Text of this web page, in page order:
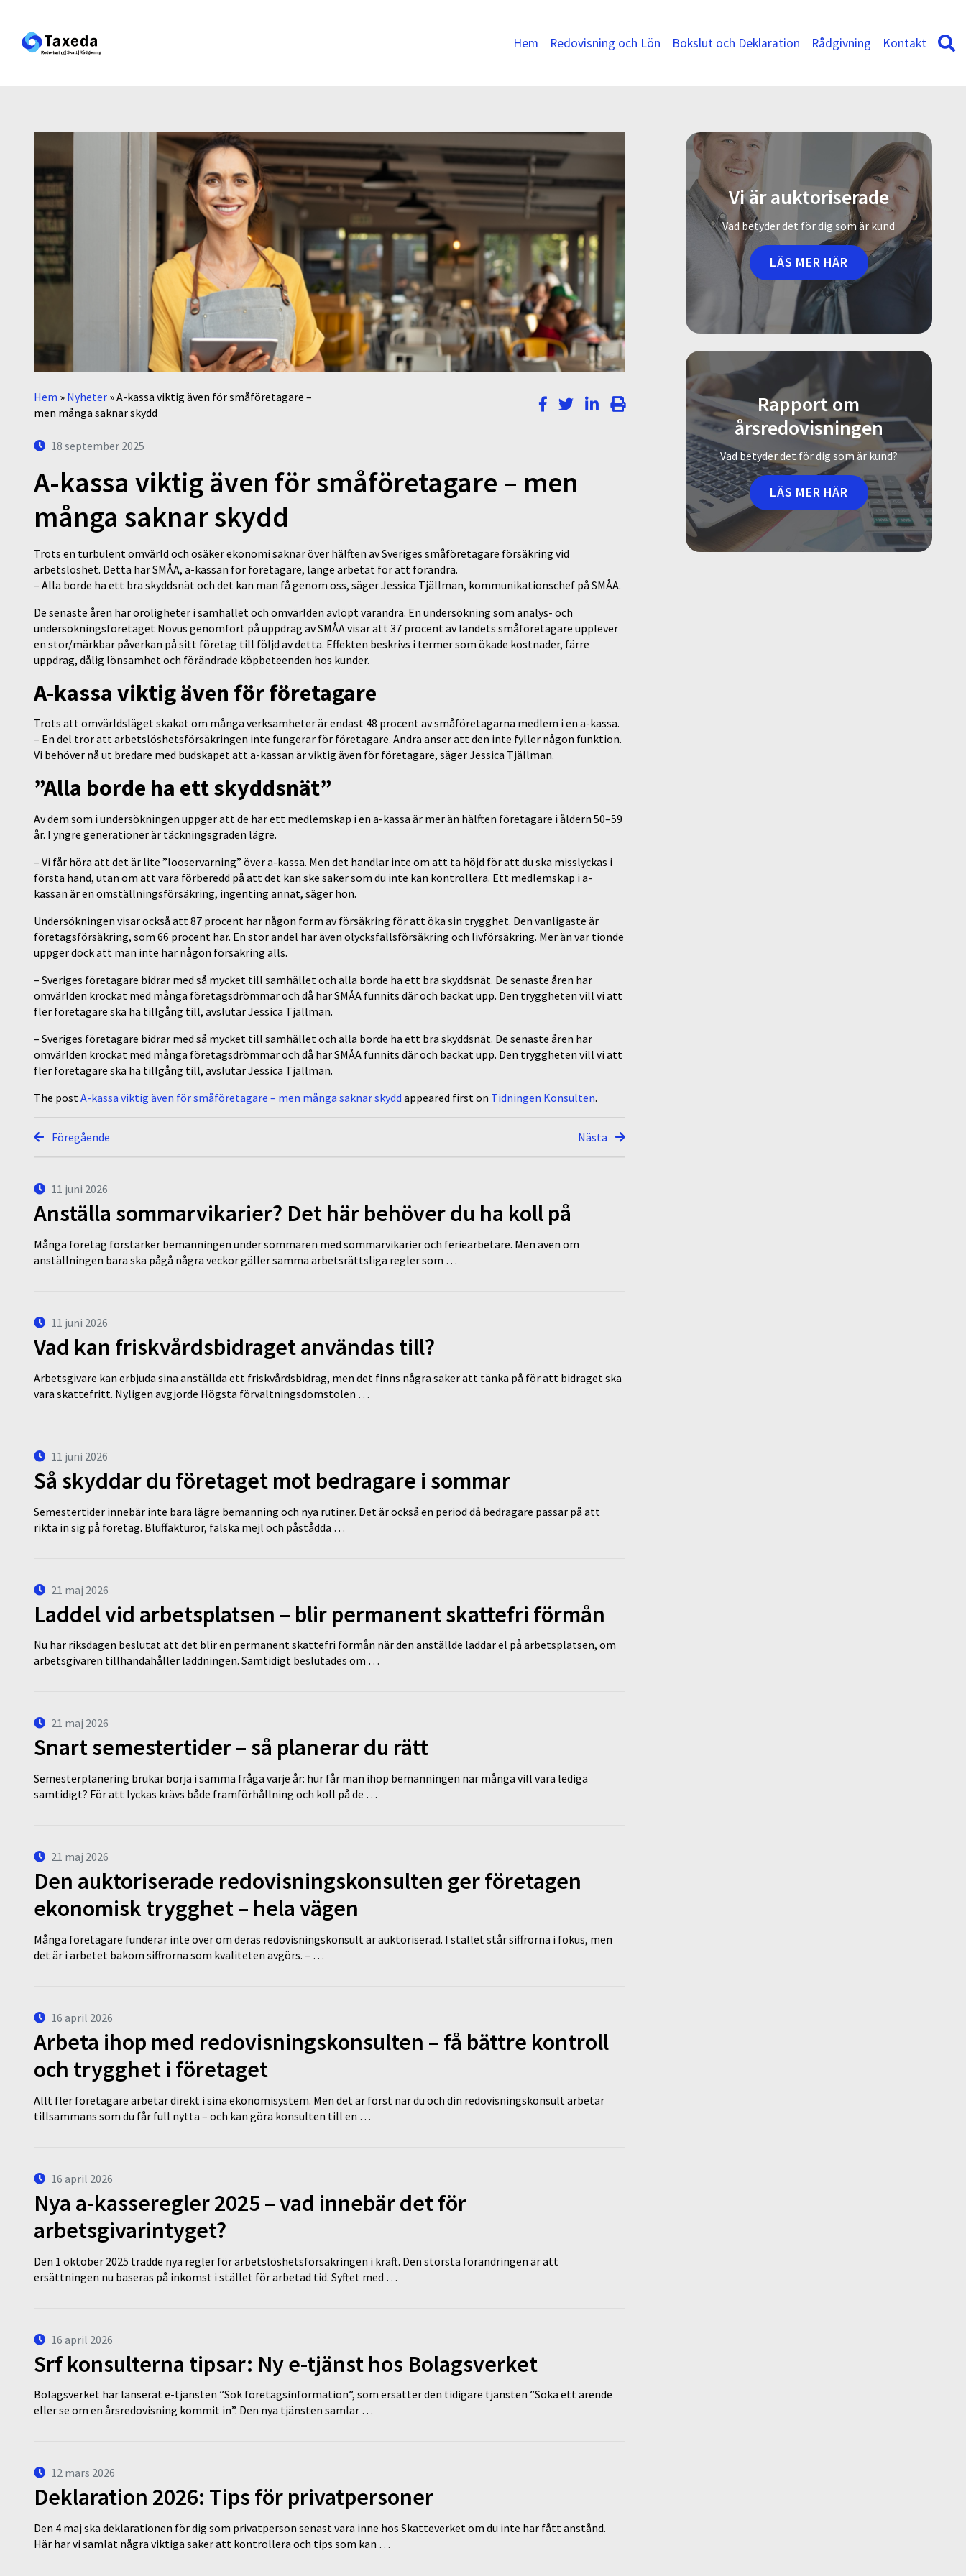
Hem Redovisning och Lön Bokslut och Deklaration Rådgivning Kontakt
Hem » Nyheter »A-kassa viktig även för småföretagare –
men många saknar skydd
18 september 2025
A-kassa viktig även för småföretagare – men
många saknar skydd
Trots en turbulent omvärld och osäker ekonomi saknar över hälften av Sveriges småföretagare försäkring vid
arbetslöshet. Detta har SMÅA, a-kassan för företagare, länge arbetat för att förändra.
– Alla borde ha ett bra skyddsnät och det kan man få genom oss, säger Jessica Tjällman, kommunikationschef på SMÅA.
De senaste åren har oroligheter i samhället och omvärlden avlöpt varandra. En undersökning som analys- och
undersökningsföretaget Novus genomfört på uppdrag av SMÅA visar att 37 procent av landets småföretagare upplever
en stor/märkbar påverkan på sitt företag till följd av detta. Effekten beskrivs i termer som ökade kostnader, färre
uppdrag, dålig lönsamhet och förändrade köpbeteenden hos kunder.
A-kassa viktig även för företagare
Trots att omvärldsläget skakat om många verksamheter är endast 48 procent av småföretagarna medlem i en a-kassa.
– En del tror att arbetslöshetsförsäkringen inte fungerar för företagare. Andra anser att den inte fyller någon funktion.
Vi behöver nå ut bredare med budskapet att a-kassan är viktig även för företagare, säger Jessica Tjällman.
”Alla borde ha ett skyddsnät”
Av dem som i undersökningen uppger att de har ett medlemskap i en a-kassa är mer än hälften företagare i åldern 50–59
år. I yngre generationer är täckningsgraden lägre.
– Vi får höra att det är lite ”looservarning” över a-kassa. Men det handlar inte om att ta höjd för att du ska misslyckas i
första hand, utan om att vara förberedd på att det kan ske saker som du inte kan kontrollera. Ett medlemskap i a-
kassan är en omställningsförsäkring, ingenting annat, säger hon.
Undersökningen visar också att 87 procent har någon form av försäkring för att öka sin trygghet. Den vanligaste är
företagsförsäkring, som 66 procent har. En stor andel har även olycksfallsförsäkring och livförsäkring. Mer än var tionde
uppger dock att man inte har någon försäkring alls.
– Sveriges företagare bidrar med så mycket till samhället och alla borde ha ett bra skyddsnät. De senaste åren har
omvärlden krockat med många företagsdrömmar och då har SMÅA funnits där och backat upp. Den tryggheten vill vi att
fler företagare ska ha tillgång till, avslutar Jessica Tjällman.
– Sveriges företagare bidrar med så mycket till samhället och alla borde ha ett bra skyddsnät. De senaste åren har
omvärlden krockat med många företagsdrömmar och då har SMÅA funnits där och backat upp. Den tryggheten vill vi att
fler företagare ska ha tillgång till, avslutar Jessica Tjällman.
The postA-kassa viktig även för småföretagare – men många saknar skydd appeared first on Tidningen Konsulten.
Föregående Nästa
11 juni 2026
Anställa sommarvikarier? Det här behöver du ha koll på
Många företag förstärker bemanningen under sommaren med sommarvikarier och feriearbetare. Men även om
anställningen bara ska pågå några veckor gäller samma arbetsrättsliga regler som …
11 juni 2026
Vad kan friskvårdsbidraget användas till?
Arbetsgivare kan erbjuda sina anställda ett friskvårdsbidrag, men det finns några saker att tänka på för att bidraget ska
vara skattefritt. Nyligen avgjorde Högsta förvaltningsdomstolen …
11 juni 2026
Så skyddar du företaget mot bedragare i sommar
Semestertider innebär inte bara lägre bemanning och nya rutiner. Det är också en period då bedragare passar på att
rikta in sig på företag. Bluffakturor, falska mejl och påstådda …
21 maj 2026
Laddel vid arbetsplatsen – blir permanent skattefri förmån
Nu har riksdagen beslutat att det blir en permanent skattefri förmån när den anställde laddar el på arbetsplatsen, om
arbetsgivaren tillhandahåller laddningen. Samtidigt beslutades om …
21 maj 2026
Snart semestertider – så planerar du rätt
Semesterplanering brukar börja i samma fråga varje år: hur får man ihop bemanningen när många vill vara lediga
samtidigt? För att lyckas krävs både framförhållning och koll på de …
21 maj 2026
Den auktoriserade redovisningskonsulten ger företagen
ekonomisk trygghet – hela vägen
Många företagare funderar inte över om deras redovisningskonsult är auktoriserad. I stället står siffrorna i fokus, men
det är i arbetet bakom siffrorna som kvaliteten avgörs. – …
16 april 2026
Arbeta ihop med redovisningskonsulten – få bättre kontroll
och trygghet i företaget
Allt fler företagare arbetar direkt i sina ekonomisystem. Men det är först när du och din redovisningskonsult arbetar
tillsammans som du får full nytta – och kan göra konsulten till en …
16 april 2026
Nya a-kasseregler 2025 – vad innebär det för
arbetsgivarintyget?
Den 1 oktober 2025 trädde nya regler för arbetslöshetsförsäkringen i kraft. Den största förändringen är att
ersättningen nu baseras på inkomst i stället för arbetad tid. Syftet med …
16 april 2026
Srf konsulterna tipsar: Ny e-tjänst hos Bolagsverket
Bolagsverket har lanserat e-tjänsten ”Sök företagsinformation”, som ersätter den tidigare tjänsten ”Söka ett ärende
eller se om en årsredovisning kommit in”. Den nya tjänsten samlar …
12 mars 2026
Deklaration 2026: Tips för privatpersoner
Den 4 maj ska deklarationen för dig som privatperson senast vara inne hos Skatteverket om du inte har fått anstånd.
Här har vi samlat några viktiga saker att kontrollera och tips som kan …
Vi är auktoriserade
Vad betyder det för dig som är kund
LÄS MER HÄR
Rapport om
årsredovisningen
Vad betyder det för dig som är kund?
LÄS MER HÄR